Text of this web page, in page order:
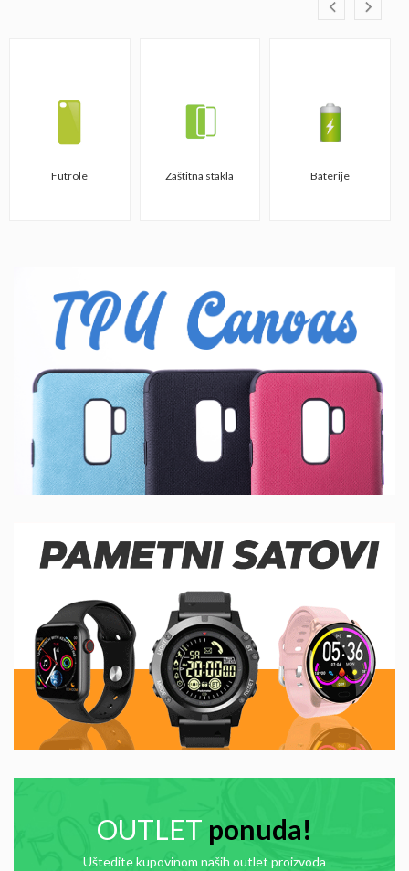
Futrole Zaštitna stakla Baterije
PAMETNI SATOVI
DETALJNIJE
OUTLET ponuda!
Uštedite kupovinom naših outlet proizvoda